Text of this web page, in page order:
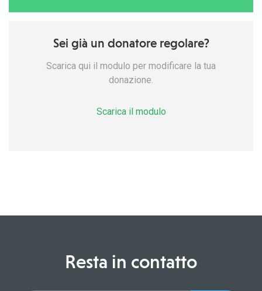
Sei già un donatore regolare?
Scarica qui il modulo per modificare la tua
donazione.
Scarica il modulo
Resta in contatto